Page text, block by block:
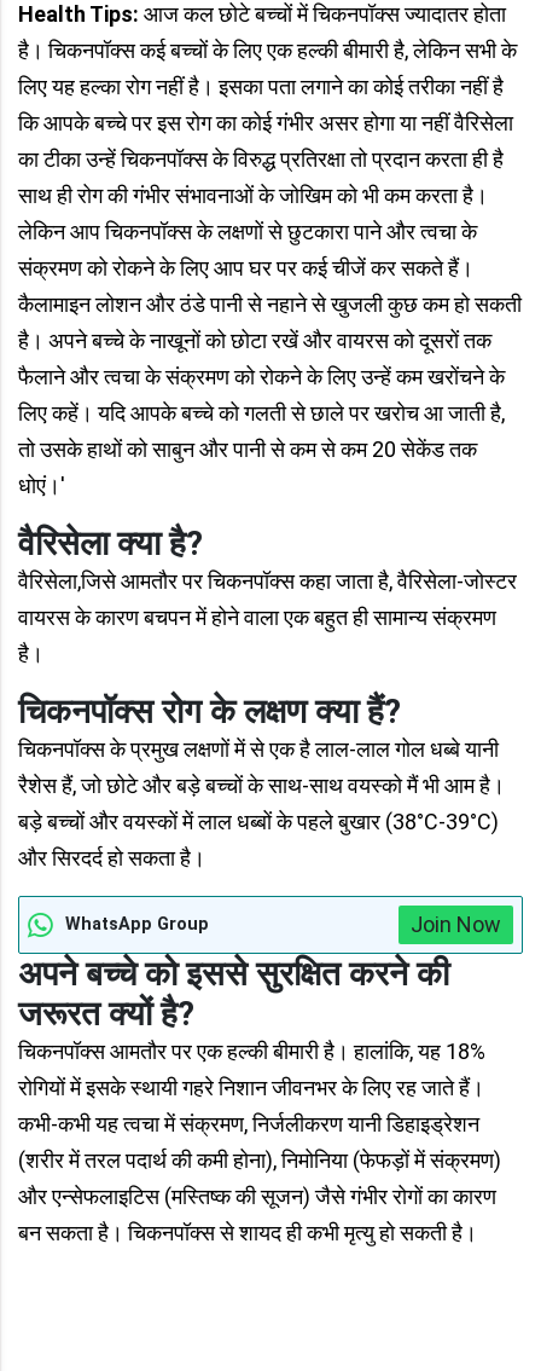
Health Tips: आज कल छोटे बच्चों में चिकनपॉक्स ज्यादातर होता
है। चिकनपॉक्स कई बच्चों के लिए एक हल्की बीमारी है, लेकिन सभी के
लिए यह हल्का रोग नहीं है। इसका पता लगाने का कोई तरीका नहीं है
कि आपके बच्चे पर इस रोग का कोई गंभीर असर होगा या नहीं वैरिसेला
का टीका उन्हें चिकनपॉक्स के विरुद्ध प्रतिरक्षा तो प्रदान करता ही है
साथ ही रोग की गंभीर संभावनाओं के जोखिम को भी कम करता है।
लेकिन आप चिकनपॉक्स के लक्षणों से छुटकारा पाने और त्वचा के
संक्रमण को रोकने के लिए आप घर पर कई चीजें कर सकते हैं।
कैलामाइन लोशन और ठंडे पानी से नहाने से खुजली कुछ कम हो सकती
है। अपने बच्चे के नाखूनों को छोटा रखें और वायरस को दूसरों तक
फैलाने और त्वचा के संक्रमण को रोकने के लिए उन्हें कम खरोंचने के
लिए कहें। यदि आपके बच्चे को गलती से छाले पर खरोच आ जाती है,
तो उसके हाथों को साबुन और पानी से कम से कम 20 सेकेंड तक
धोएं।'
वैरिसेला क्या है?
वैरिसेला,जिसे आमतौर पर चिकनपॉक्स कहा जाता है, वैरिसेला-जोस्टर
वायरस के कारण बचपन में होने वाला एक बहुत ही सामान्य संक्रमण
है।
चिकनपॉक्स रोग के लक्षण क्या हैं?
चिकनपॉक्स के प्रमुख लक्षणों में से एक है लाल-लाल गोल धब्बे यानी
रैशेस हैं, जो छोटे और बड़े बच्चों के साथ-साथ वयस्को मैं भी आम है।
बड़े बच्चों और वयस्कों में लाल धब्बों के पहले बुखार (38°C-39°C)
और सिरदर्द हो सकता है।
WhatsApp Group Join Now
अपने बच्चे को इससे सुरक्षित करने की
जरूरत क्यों है?
चिकनपॉक्स आमतौर पर एक हल्की बीमारी है। हालांकि, यह 18%
रोगियों में इसके स्थायी गहरे निशान जीवनभर के लिए रह जाते हैं।
कभी-कभी यह त्वचा में संक्रमण, निर्जलीकरण यानी डिहाइड्रेशन
(शरीर में तरल पदार्थ की कमी होना), निमोनिया (फेफड़ों में संक्रमण)
और एन्सेफलाइटिस (मस्तिष्क की सूजन) जैसे गंभीर रोगों का कारण
बन सकता है। चिकनपॉक्स से शायद ही कभी मृत्यु हो सकती है।